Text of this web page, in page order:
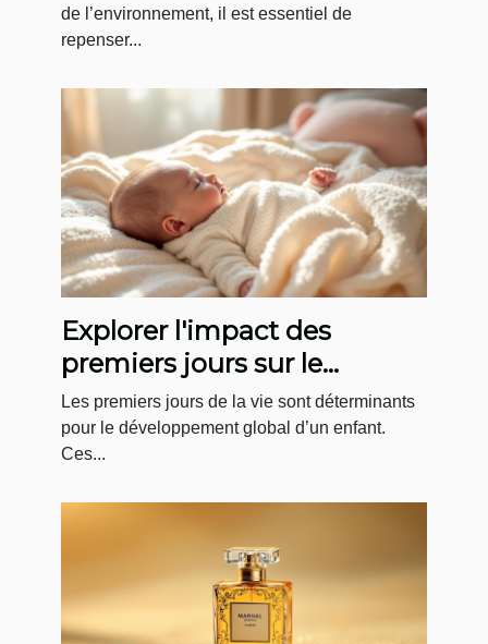
de l’environnement, il est essentiel de
repenser...
Explorer l'impact des
premiers jours sur le
développement infantile
Les premiers jours de la vie sont déterminants
pour le développement global d’un enfant.
Ces...